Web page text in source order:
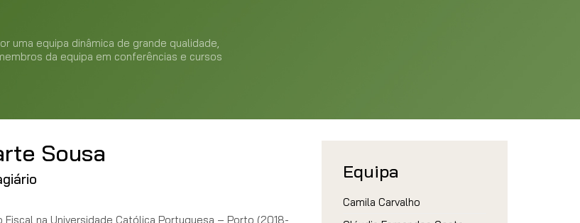
uma equipa dinâmica de grande qualidade,
da equipa em conferências e cursos
Sousa
Fiscal na Universidade Católica Portuguesa – Porto (2018-
Equipa
Camila Carvalho